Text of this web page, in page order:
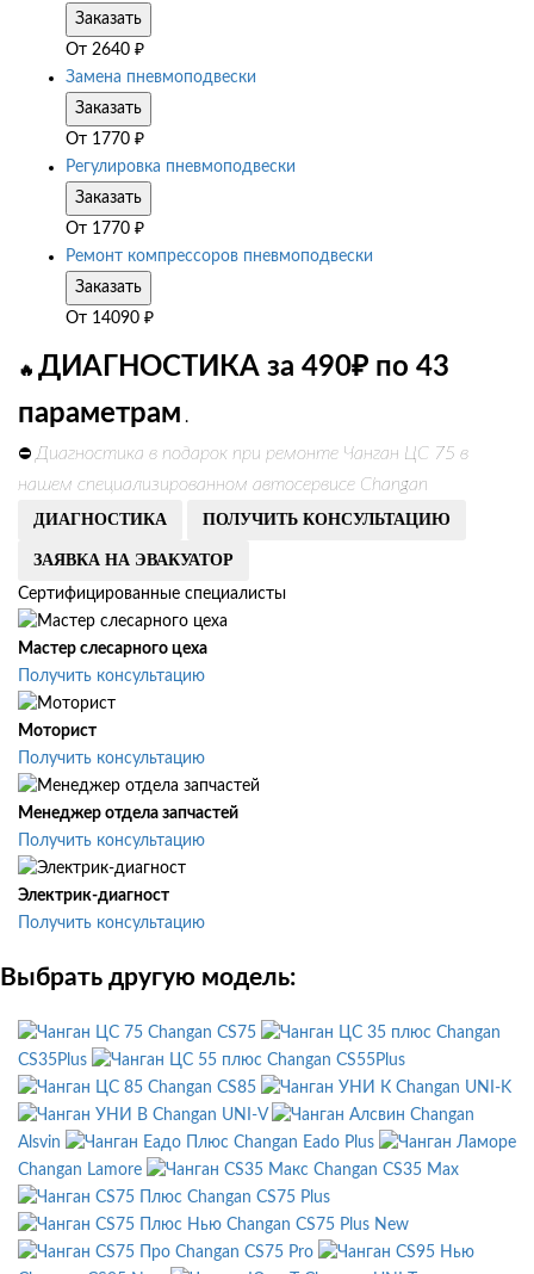
Заказать
От 2640 ₽
Замена пневмоподвески
Заказать
От 1770 ₽
Регулировка пневмоподвески
Заказать
От 1770 ₽
Ремонт компрессоров пневмоподвески
Заказать
От 14090 ₽
🔥 ДИАГНОСТИКА за 490₽ по 43
параметрам .
⛔ Диагностика в подарок при ремонте Чанган ЦС 75 в
нашем специализированном автосервисе Changan
ДИАГНОСТИКА ПОЛУЧИТЬ КОНСУЛЬТАЦИЮ
ЗАЯВКА НА ЭВАКУАТОР
Сертифицированные специалисты
Мастер слесарного цеха
Получить консультацию
Моторист
Получить консультацию
Менеджер отдела запчастей
Получить консультацию
Электрик-диагност
Получить консультацию
Выбрать другую модель:
Changan CS75
Changan
CS35Plus
Changan CS55Plus
Changan CS85
Changan UNI-K
Changan UNI-V
Changan
Alsvin
Changan Eado Plus
Changan Lamore
Changan CS35 Max
Changan CS75 Plus
Changan CS75 Plus New
Changan CS75 Pro